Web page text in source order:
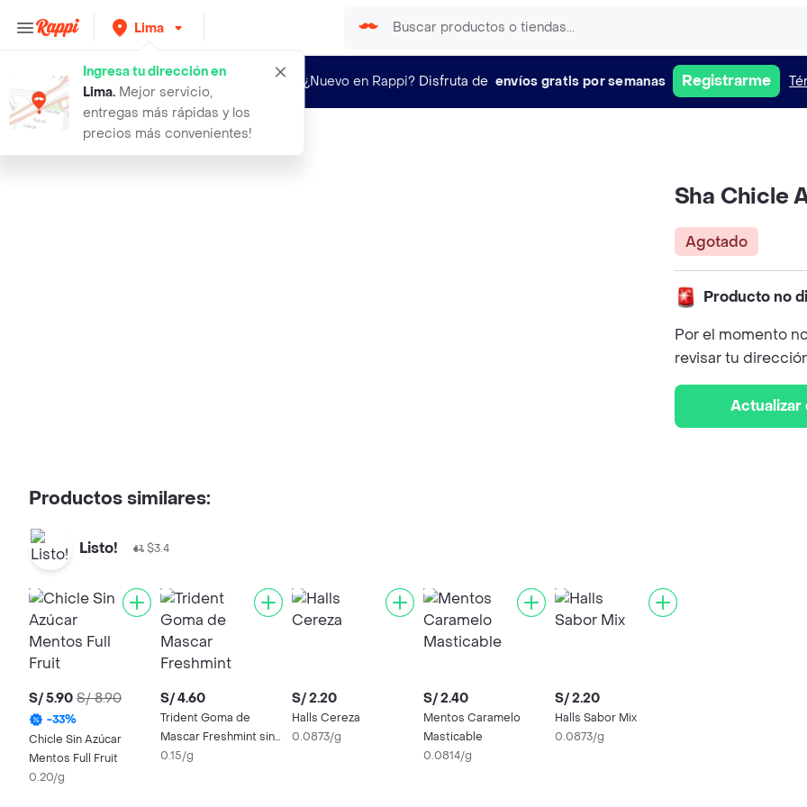
Lima
Ingresa tu dirección en
Lima. Mejor servicio,
entregas más rápidas y los
precios más convenientes!
¿Nuevo en Rappi? Disfruta de envíos gratis por semanas Registrarme
sha chicle aterra lenguas
Sha Chicle
Agotado
Producto no
Por el momento
revisar tu
Actualizar
Productos similares:
Listo! $3.4
S/ 5.90 S/ 8.90
-33%
Chicle Sin Azúcar
Mentos Full Fruit
0.20/g
S/ 4.60
Trident Goma de
Mascar Freshmint sin
Azúcar
0.15/g
S/ 2.20
Halls Cereza
0.0873/g
S/ 2.40
Mentos Caramelo
Masticable
0.0814/g
S/ 2.20
Halls Sabor Mix
0.0873/g